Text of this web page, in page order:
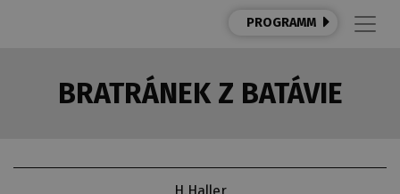
PROGRAMM
BRATRÁNEK Z BATÁVIE